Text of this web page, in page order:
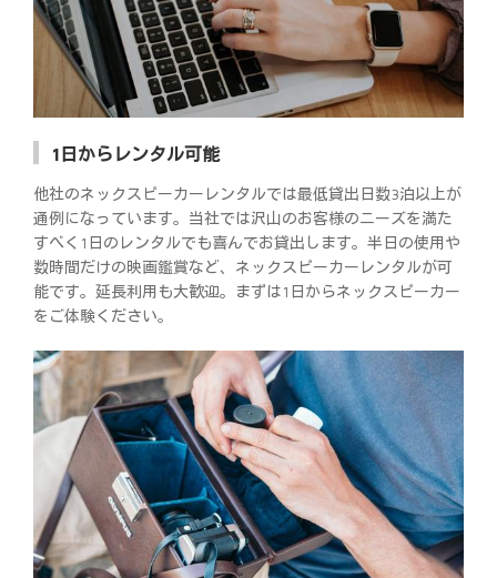
1日からレンタル可能
他社のネックスピーカーレンタルでは最低貸出日数3泊以上が
通例になっています。当社では沢山のお客様のニーズを満た
すべく1日のレンタルでも喜んでお貸出します。半日の使用や
数時間だけの映画鑑賞など、ネックスピーカーレンタルが可
能です。延長利用も大歓迎。まずは1日からネックスピーカー
をご体験ください。